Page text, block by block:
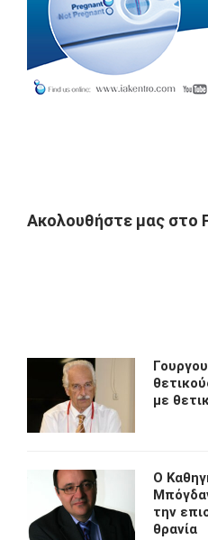
Ακολουθήστε μας στο
με
O
την
θρανία